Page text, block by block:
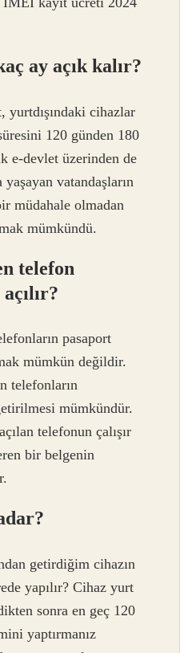
ay açık kalır?
cihazlar
120 günden 180
e-devlet üzerinden de
yaşayan vatandaşların
müdahale olmadan
mümkündü.
telefon
pasaport
mümkün değildir.
telefonların
mümkündür.
telefonun çalışır
bir belgenin
getirdiğim cihazın
yapılır? Cihaz yurt
sonra en geç 120
yaptırmanız